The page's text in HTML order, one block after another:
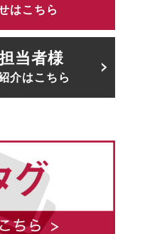
はこちら
当者様
介はこちら